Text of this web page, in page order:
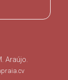
Araújo.